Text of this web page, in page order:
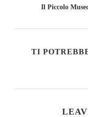
Il Piccolo
TI